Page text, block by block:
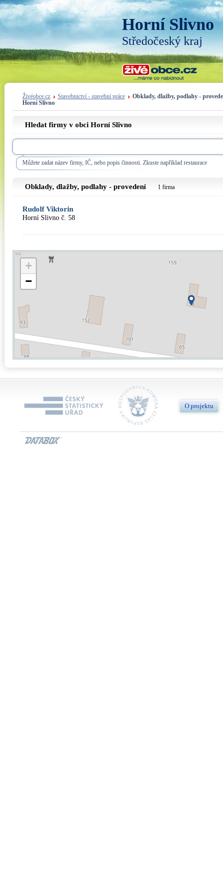
Horní Slivno
Středočeský kraj
Živéobce.cz Stavebnictví - stavební práce
Obklady, dlažby, podlahy -
Horní Slivno
Hledat firmy v obci Horní Slivno
Můžete zadat název firmy, IČ, nebo popis činnosti. Zkuste například restaurace
Obklady, dlažby, podlahy - provedení 1 firma
Rudolf Viktorin
Horní Slivno č. 58
+
−
O projektu